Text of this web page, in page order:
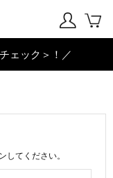
ェック＞！／
してください。